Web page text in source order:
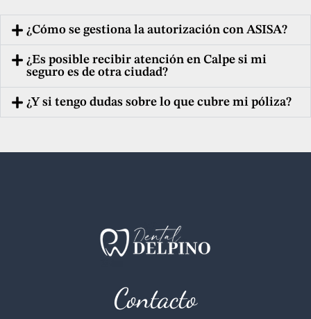
¿Cómo se gestiona la autorización con ASISA?
¿Es posible recibir atención en Calpe si mi
seguro es de otra ciudad?
¿Y si tengo dudas sobre lo que cubre mi póliza?
Contacto